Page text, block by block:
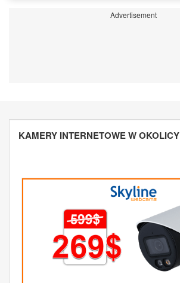
Advertisement
KAMERY INTERNETOWE W OKOLICY